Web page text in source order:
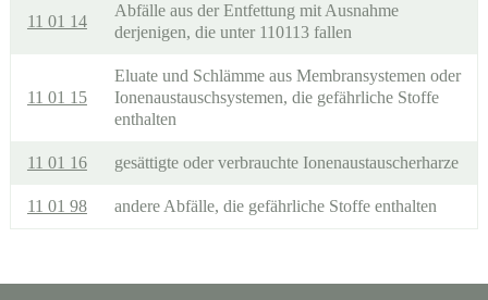
11 01 14
Abfälle aus der Entfettung mit Ausnahme
derjenigen, die unter 110113 fallen
11 01 15
Eluate und Schlämme aus Membransystemen oder
Ionenaustauschsystemen, die gefährliche Stoffe
enthalten
11 01 16 gesättigte oder verbrauchte Ionenaustauscherharze
11 01 98 andere Abfälle, die gefährliche Stoffe enthalten